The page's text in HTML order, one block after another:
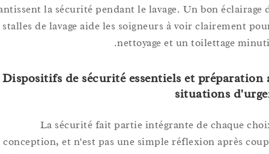
garantissent la sécurité pendant le lavage. Un bon
les stalles de lavage aide les soigneurs à voir
nettoyage et un toilettage
B. Dispositifs de sécurité essentiels et
situations
La sécurité fait partie intégrante de chaque
conception, et n'est pas une simple réflexion après